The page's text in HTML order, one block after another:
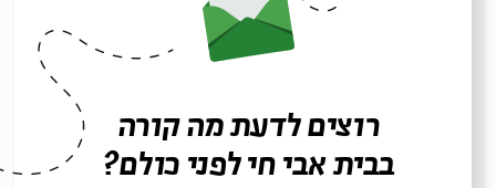
01.03.22
רוצים לדעת מה קורה
בבית אבי חי לפני כולם?